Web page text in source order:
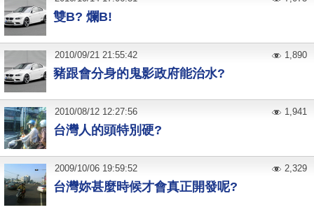
雙B? 爛B!
豬跟會分身的鬼影政府能治水?
2010/09/21 21:55:42 1,890
台灣人的頭特別硬?
2010/08/12 12:27:56 1,941
台灣妳甚麼時候才會真正開發呢?
2009/10/06 19:59:52 2,329